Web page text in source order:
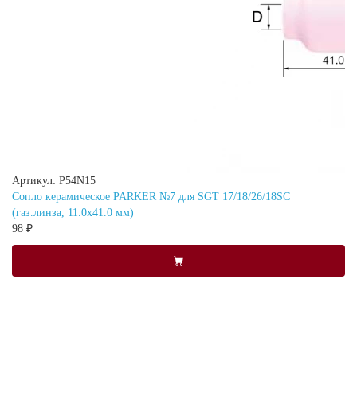
Артикул: P54N15
Сопло керамическое PARKER №7 для SGT 17/18/26/18SC
(газ.линза, 11.0x41.0 мм)
98 ₽